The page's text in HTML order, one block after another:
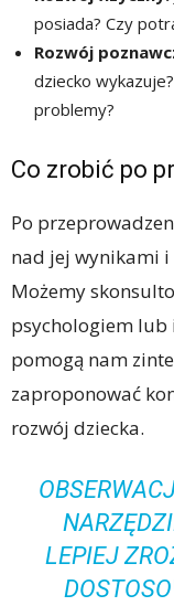
posiada? Czy
Rozwój
dziecko
problemy?
Co zrobić po
Po
nad jej wynikami i
Możemy
psychologiem
pomogą nam
zaproponować
rozwój dziecka.
LEPIEJ